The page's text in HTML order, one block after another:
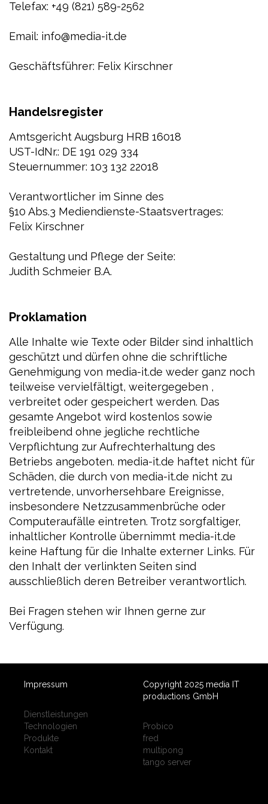
Telefax: +49 (821) 589-2562
Email: info@media-it.de
Geschäftsführer: Felix Kirschner
Handelsregister
Amtsgericht Augsburg HRB 16018
UST-IdNr.: DE 191 029 334
Steuernummer: 103 132 22018
Verantwortlicher im Sinne des
§10 Abs.3 Mediendienste-Staatsvertrages:
Felix Kirschner
Gestaltung und Pflege der Seite:
Judith Schmeier B.A.
Proklamation
Alle Inhalte wie Texte oder Bilder sind inhaltlich
geschützt und dürfen ohne die schriftliche
Genehmigung von media-it.de weder ganz noch
teilweise vervielfältigt, weitergegeben ,
verbreitet oder gespeichert werden. Das
gesamte Angebot wird kostenlos sowie
freibleibend ohne jegliche rechtliche
Verpflichtung zur Aufrechterhaltung des
Betriebs angeboten. media-it.de haftet nicht für
Schäden, die durch von media-it.de nicht zu
vertretende, unvorhersehbare Ereignisse,
insbesondere Netzzusammenbrüche oder
Computeraufälle eintreten. Trotz sorgfaltiger,
inhaltlicher Kontrolle übernimmt media-it.de
keine Haftung für die Inhalte externer Links. Für
den Inhalt der verlinkten Seiten sind
ausschließlich deren Betreiber verantwortlich.
Bei Fragen stehen wir Ihnen gerne zur
Verfügung.
Impressum
Dienstleistungen
Technologien
Produkte
Kontakt
Copyright 2025 media IT
productions GmbH
Probico
fred
multipong
tango server